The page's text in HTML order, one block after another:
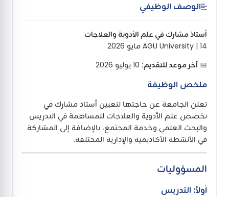
الوصف الوظيفي
أستاذ مشارك في علم الأدوية والعلاجات
AGU University | 14 مايو 2026
📅 آخر موعد للتقديم:
ملخص الوظيفة
تعلن الجامعة عن حاجتها لتعيين أستاذ مشارك في
تخصص علم الأدوية والعلاجات للمساهمة في التدريس
والبحث العلمي وخدمة المجتمع، بالإضافة إلى المشاركة
في الأنشطة الأكاديمية والإدارية المختلفة.
المسؤوليات
أولاً: التدريس